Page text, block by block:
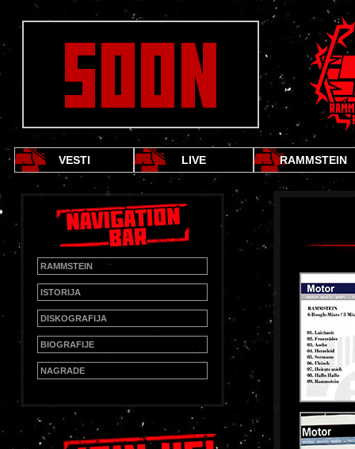
VESTI LIVE RAMMSTEIN
RAMMSTEIN
ISTORIJA
DISKOGRAFIJA
BIOGRAFIJE
NAGRADE